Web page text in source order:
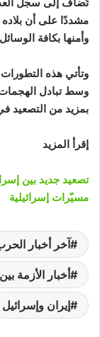
تُضاف إلى سجل
مشددًا على أن
وأمنها بكافة
وتأتي هذه
وسط تبادل الهجمات
بمزيد من التصعيد
إقرأ المزيد
تصعيد جديد بين
مسيّرات إسرائيلية
آخر أخبار الحرب
أخبار الأزمة
إيران وإسرائيل